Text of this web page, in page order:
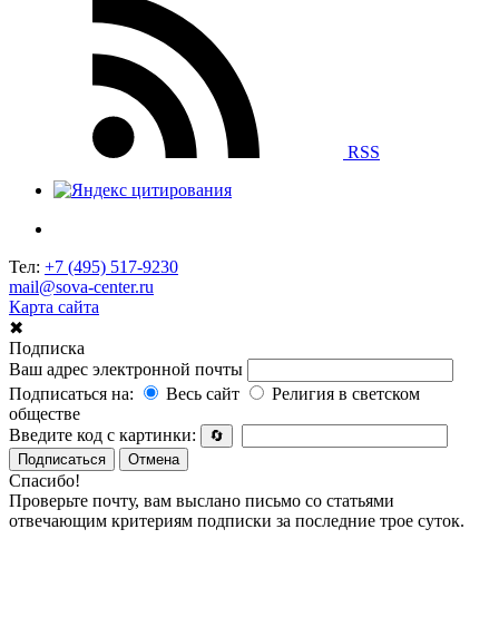
RSS
Тел: +7 (495) 517-9230
mail@sova-center.ru
Карта сайта
✖
Подписка
Ваш адрес электронной почты
Подписаться на:
Весь сайт
Религия в светском
обществе
Введите код с картинки:
🔄
Подписаться
Отмена
Спасибо!
Проверьте почту, вам выслано письмо со статьями
отвечающим критериям подписки за последние трое суток.